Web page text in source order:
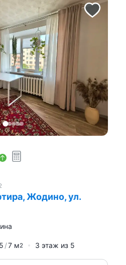
Жодино, ул.
7 м2 3 этаж из 5